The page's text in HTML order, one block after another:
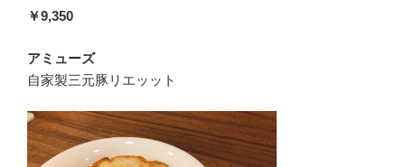
￥9,350
アミューズ
自家製三元豚リエッット